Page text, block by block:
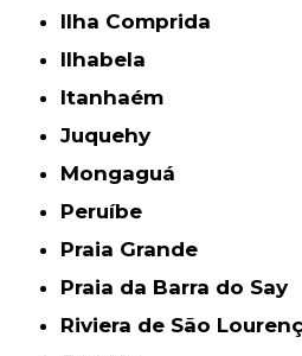
Ilha Comprida
Ilhabela
Itanhaém
Juquehy
Mongaguá
Peruíbe
Praia Grande
Praia da Barra do Say
Riviera de São